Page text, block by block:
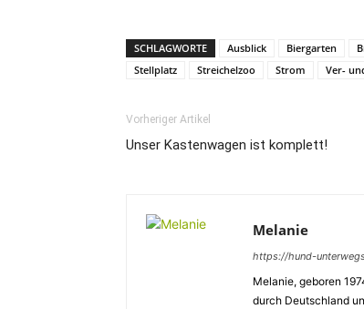
SCHLAGWORTE Ausblick Biergarten
Stellplatz
Streichelzoo Strom Ver-
Vorheriger Artikel
Unser Kastenwagen ist komplett!
Melanie
https://hund-
Melanie, geboren
durch Deutschland